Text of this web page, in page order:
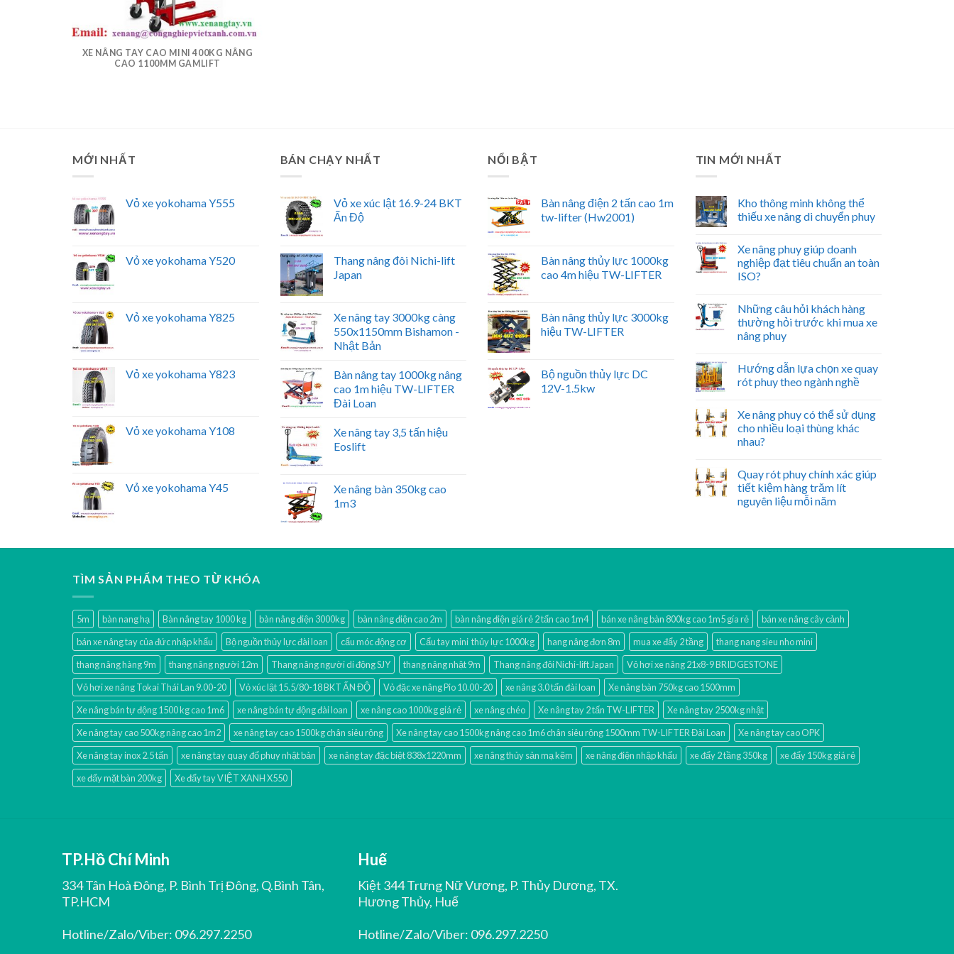
XE NÂNG TAY CAO MINI 400KG NÂNG
CAO 1100MM GAMLIFT
MỚI NHẤT
Vỏ xe yokohama Y555
Vỏ xe yokohama Y520
Vỏ xe yokohama Y825
Vỏ xe yokohama Y823
Vỏ xe yokohama Y108
Vỏ xe yokohama Y45
BÁN CHẠY NHẤT
Vỏ xe xúc lật 16.9-24 BKT
Ấn Độ
Thang nâng đôi Nichi-lift
Japan
Xe nâng tay 3000kg càng
550x1150mm Bishamon -
Nhật Bản
Bàn nâng tay 1000kg nâng
cao 1m hiệu TW-LIFTER
Đài Loan
Xe nâng tay 3,5 tấn hiệu
Eoslift
Xe nâng bàn 350kg cao
1m3
NỔI BẬT
Bàn nâng điện 2 tấn cao 1m
tw-lifter (Hw2001)
Bàn nâng thủy lực 1000kg
cao 4m hiệu TW-LIFTER
Bàn nâng thủy lực 3000kg
hiệu TW-LIFTER
Bộ nguồn thủy lực DC
12V-1.5kw
TIN MỚI NHẤT
Kho thông minh không thể
thiếu xe nâng di chuyển phuy
Xe nâng phuy giúp doanh
nghiệp đạt tiêu chuẩn an toàn
ISO?
Những câu hỏi khách hàng
thường hỏi trước khi mua xe
nâng phuy
Hướng dẫn lựa chọn xe quay
rót phuy theo ngành nghề
Xe nâng phuy có thể sử dụng
cho nhiều loại thùng khác
nhau?
Quay rót phuy chính xác giúp
tiết kiệm hàng trăm lít
nguyên liệu mỗi năm
TÌM SẢN PHẨM THEO TỪ KHÓA
5m bàn nang hạ Bàn nâng tay 1000 kg bàn nâng điện 3000kg bàn nâng điện cao 2m bàn nâng điện giá rẻ 2 tấn cao 1m4 bán xe nâng bàn 800kg cao 1m5 gía rẻ
bán xe nâng cây cảnh
bán xe nâng tay của đức nhập khẩu
Bộ nguồn thủy lực đài loan cẩu móc động cơ Cẩu tay mini thủy lực 1000kg hang nâng đơn 8m mua xe đẩy 2 tầng
thang nang sieu nho mini
thang nâng hàng 9m
thang nâng người 12m Thang nâng người di động SJY thang nâng nhật 9m Thang nâng đôi Nichi-lift Japan
Vỏ hơi xe nâng 21x8-9 BRIDGESTONE
Vỏ hơi xe nâng Tokai Thái Lan 9.00-20
Vỏ xúc lật 15.5/80-18 BKT ẤN ĐỘ Vỏ đặc xe nâng Pio 10.00-20 xe nâng 3.0 tấn đài loan
Xe nâng bàn 750kg cao 1500mm
Xe nâng bán tự động 1500 kg cao 1m6
xe nâng bán tự động đài loan xe nâng cao 1000kg giá rẻ xe nâng chéo Xe nâng tay 2 tấn TW-LIFTER
Xe nâng tay 2500kg nhật
Xe nâng tay cao 500kg nâng cao 1m2
xe nâng tay cao 1500kg chân siêu rộng Xe nâng tay cao 1500kg nâng cao 1m6 chân siêu rộng 1500mm TW-LIFTER Đài Loan
Xe nâng tay cao OPK
Xe nâng tay inox 2.5 tấn
xe nâng tay quay đổ phuy nhật bản xe nâng tay đặc biệt 838x1220mm xe nâng thủy sản mạ kẽm xe nâng điện nhập khấu xe đẩy 2 tầng 350kg
xe đẩy 150kg giá rẻ
xe đẩy mặt bàn 200kg
Xe đẩy tay VIỆT XANH X550
TP.Hồ Chí Minh
334 Tân Hoà Đông, P. Bình Trị Đông, Q.Bình Tân,
TP.HCM
Hotline/Zalo/Viber: 096.297.2250
Huế
Kiệt 344 Trưng Nữ Vương, P. Thủy Dương, TX.
Hương Thủy, Huế
Hotline/Zalo/Viber: 096.297.2250